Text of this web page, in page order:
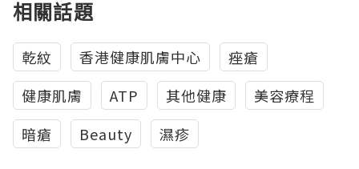
相關話題
乾紋 香港健康肌膚中心
痤瘡
健康肌膚
ATP 其他健康
美容療程
暗瘡
Beauty 濕疹